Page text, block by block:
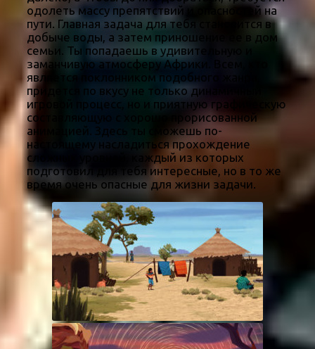
одолеть массу препятствий и опасностей на
пути. Главная задача для тебя становится в
добыче воды, а затем приношение ее в дом
семьи. Ты попадаешь в удивительную и
заманчивую атмосферу Африки. Всем, кто
является поклонником подобного жанра,
придется по вкусу не только динамичный
игровой процесс, но и приятную графическую
составляющую с хорошо прорисованной
анимацией. Здесь ты сможешь по-
настоящему насладиться прохождение
сложных уровней, каждый из которых
подготовил для тебя интересные, но в то же
время очень опасные для жизни задачи.